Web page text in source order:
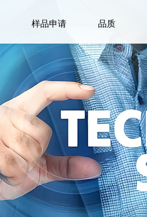
样品申请 品质